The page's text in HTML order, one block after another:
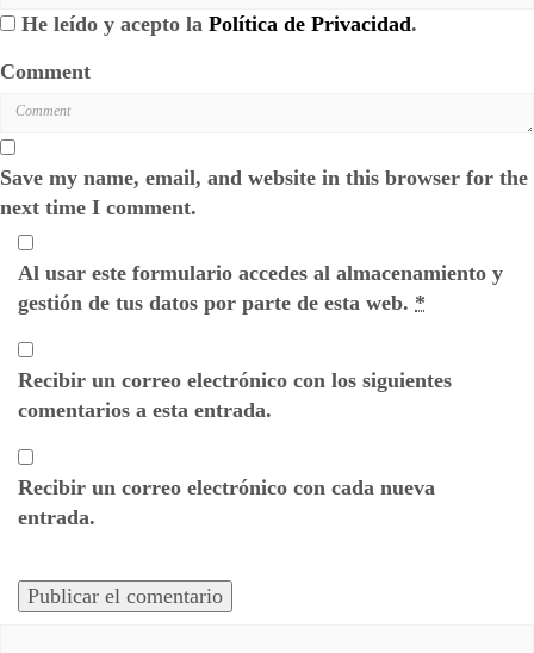
He leído y acepto la Política de Privacidad.
Comment
Save my name, email, and website in this browser for the
next time I comment.
Al usar este formulario accedes al almacenamiento y
gestión de tus datos por parte de esta web. *
Recibir un correo electrónico con los siguientes
comentarios a esta entrada.
Recibir un correo electrónico con cada nueva
entrada.